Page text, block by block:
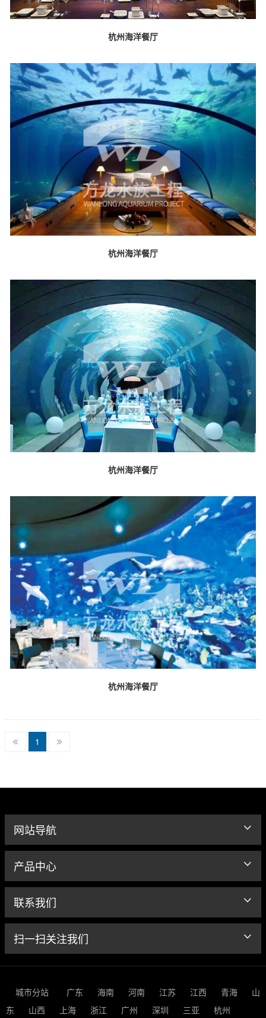
杭州海洋餐厅
杭州海洋餐厅
杭州海洋餐厅
杭州海洋餐厅
1
网站导航
产品中心
联系我们
扫一扫关注我们
城市分站 广东 海南 河南 江苏 江西 青海
山
东
山西 上海 浙江 广州 深圳 三亚 杭州